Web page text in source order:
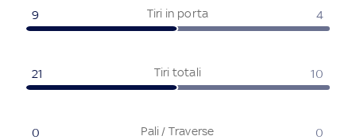
Tiri in porta
9 4
Tiri totali
21 10
Pali / Traverse
0 0